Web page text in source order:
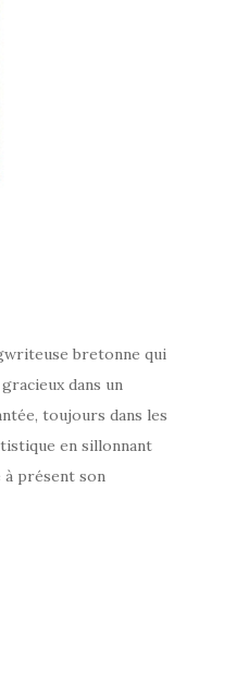
bretonne qui
dans un
toujours dans les
en sillonnant
présent son